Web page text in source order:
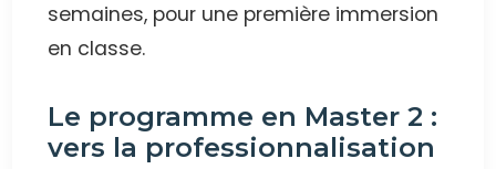
semaines, pour une première immersion
en classe.
Le programme en Master 2 :
vers la professionnalisation